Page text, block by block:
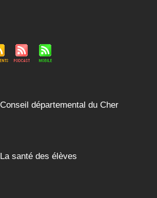
Conseil départemental du Cher
La santé des élèves